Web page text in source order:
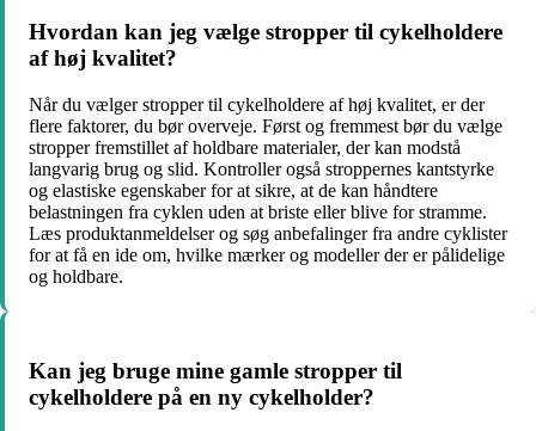
Hvordan kan jeg vælge stropper til cykelholdere
af høj kvalitet?
Når du vælger stropper til cykelholdere af høj kvalitet, er der
flere faktorer, du bør overveje. Først og fremmest bør du vælge
stropper fremstillet af holdbare materialer, der kan modstå
langvarig brug og slid. Kontroller også stroppernes kantstyrke
og elastiske egenskaber for at sikre, at de kan håndtere
belastningen fra cyklen uden at briste eller blive for stramme.
Læs produktanmeldelser og søg anbefalinger fra andre cyklister
for at få en ide om, hvilke mærker og modeller der er pålidelige
og holdbare.
Kan jeg bruge mine gamle stropper til
cykelholdere på en ny cykelholder?